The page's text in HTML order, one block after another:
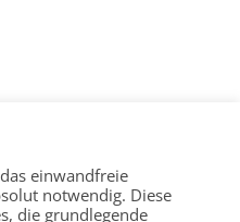
einwandfreie
notwendig. Diese
die grundlegende